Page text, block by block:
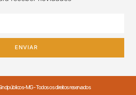
ENVIAR
MG - Todos os direitos reservados